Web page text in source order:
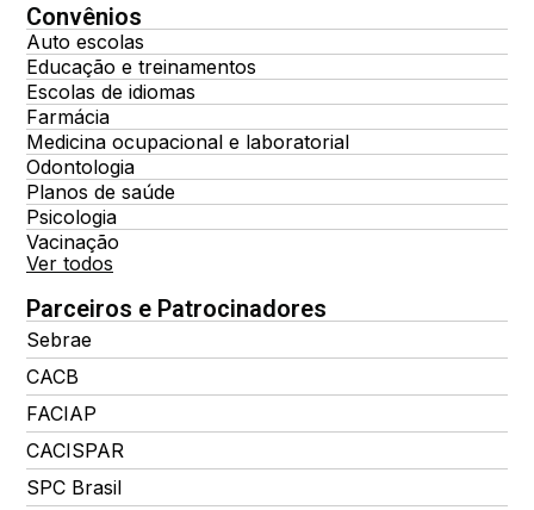
Convênios
Auto escolas
Educação e treinamentos
Escolas de idiomas
Farmácia
Medicina ocupacional e laboratorial
Odontologia
Planos de saúde
Psicologia
Vacinação
Ver todos
Parceiros e Patrocinadores
Sebrae
CACB
FACIAP
CACISPAR
SPC Brasil